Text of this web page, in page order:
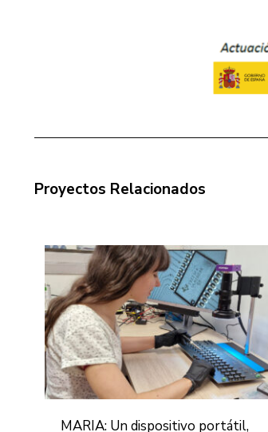
Proyectos Relacionados
MARIA: Un dispositivo portátil,